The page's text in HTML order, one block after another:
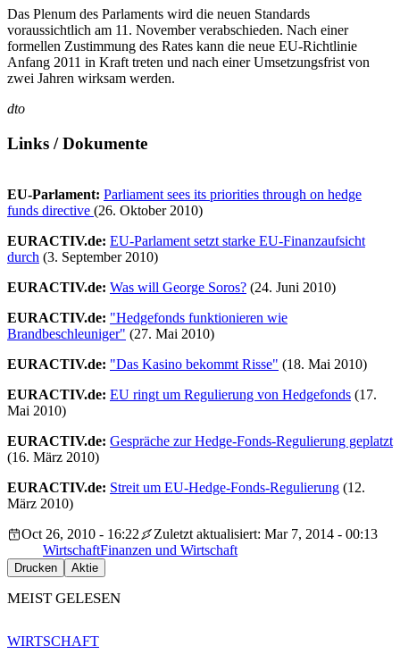
Das Plenum des Parlaments wird die neuen Standards
voraussichtlich am 11. November verabschieden. Nach einer
formellen Zustimmung des Rates kann die neue EU-Richtlinie
Anfang 2011 in Kraft treten und nach einer Umsetzungsfrist von
zwei Jahren wirksam werden.
dto
Links / Dokumente
EU-Parlament: Parliament sees its priorities through on hedge
funds directive (26. Oktober 2010)
EURACTIV.de: EU-Parlament setzt starke EU-Finanzaufsicht
durch (3. September 2010)
EURACTIV.de: Was will George Soros? (24. Juni 2010)
EURACTIV.de: "Hedgefonds funktionieren wie
Brandbeschleuniger" (27. Mai 2010)
EURACTIV.de: "Das Kasino bekommt Risse" (18. Mai 2010)
EURACTIV.de: EU ringt um Regulierung von Hedgefonds (17.
Mai 2010)
EURACTIV.de: Gespräche zur Hedge-Fonds-Regulierung geplatzt
(16. März 2010)
EURACTIV.de: Streit um EU-Hedge-Fonds-Regulierung (12.
März 2010)
Oct 26, 2010 - 16:22
Zuletzt aktualisiert: Mar 7, 2014 - 00:13
WirtschaftFinanzen und Wirtschaft
Drucken Aktie
MEIST GELESEN
WIRTSCHAFT